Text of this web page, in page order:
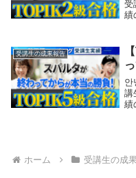
受
績
受講生の成果報告
안
講
績
ホーム 受講生の成